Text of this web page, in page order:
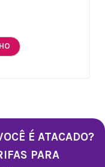
É ATACADO?
PARA